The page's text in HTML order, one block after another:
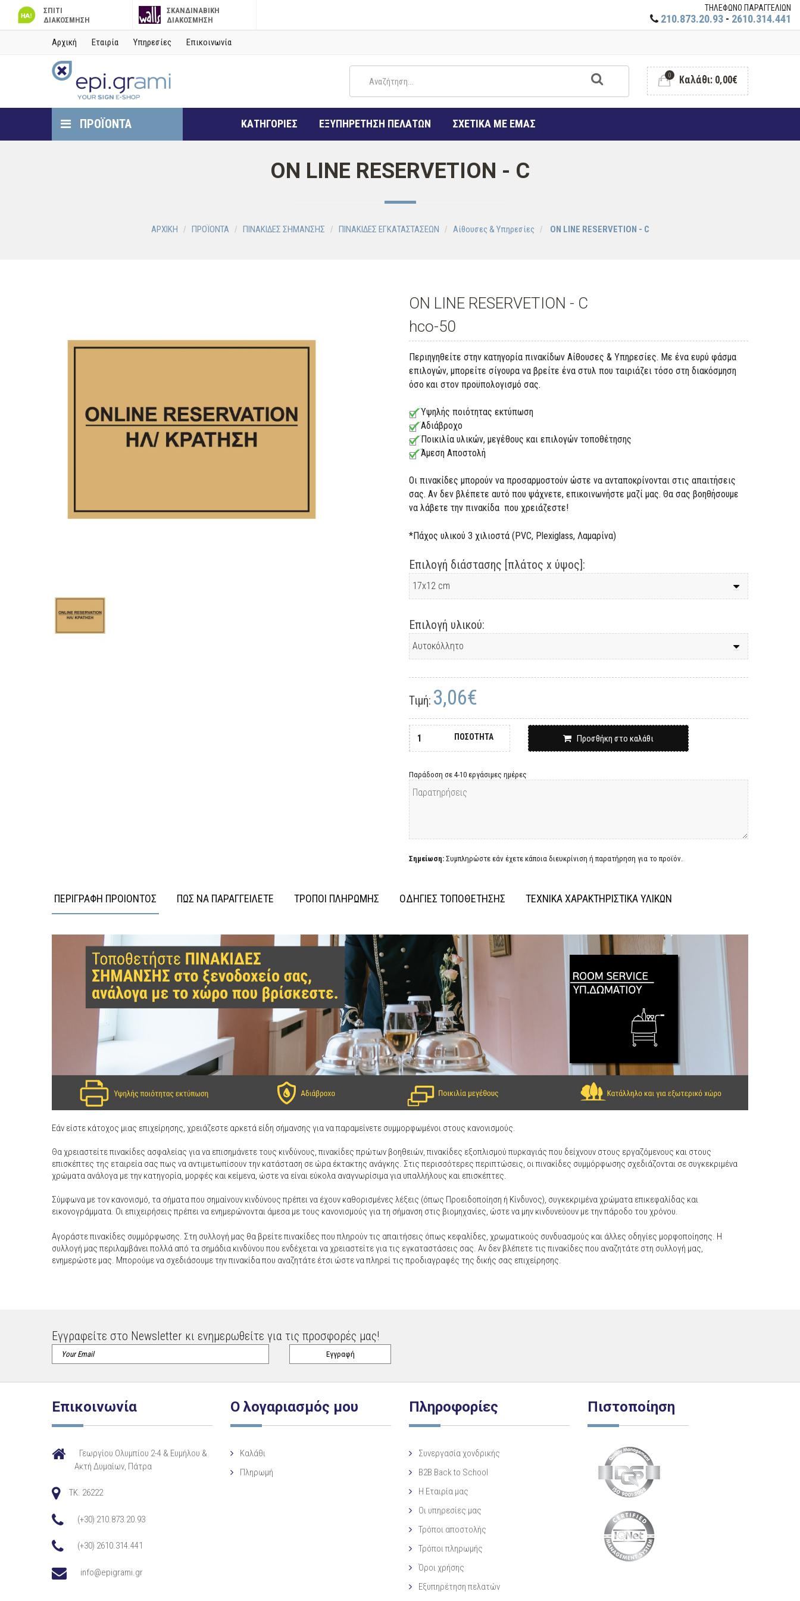
ΣΠΙΤΙ
ΔΙΑΚΟΣΜΗΣΗ
ΣΚΑΝΔΙΝΑΒΙΚΗ
ΔΙΑΚΟΣΜΗΣΗ
ΤΗΛΕΦΩΝΟ ΠΑΡΑΓΓΕΛΙΩΝ
210.873.20.93 - 2610.314.441
Αρχική Εταιρία Υπηρεσίες Επικοινωνία
0 Καλάθι: 0,00€
ΠΡΟΪΟΝΤΑ ΚΑΤΗΓΟΡΙΕΣ ΕΞΥΠΗΡΕΤΗΣΗ ΠΕΛΑΤΩΝ ΣΧΕΤΙΚΑ ΜΕ ΕΜΑΣ
ON LINE RESERVETION - C
ΑΡΧΙΚΗ ΠΡΟΪΟΝΤΑ ΠΙΝΑΚΙΔΕΣ ΣΗΜΑΝΣΗΣ ΠΙΝΑΚΙΔΕΣ ΕΓΚΑΤΑΣΤΑΣΕΩΝ Αίθουσες & Υπηρεσίες ON LINE RESERVETION - C
ON LINE RESERVETION - C
hco-50
Περιηγηθείτε στην κατηγορία πινακίδων Αίθουσες & Υπηρεσίες. Με ένα ευρύ φάσμα
επιλογών, μπορείτε σίγουρα να βρείτε ένα στυλ που ταιριάζει τόσο στη διακόσμηση
όσο και στον προϋπολογισμό σας.
Υψηλής ποιότητας εκτύπωση
Αδιάβροχο
Ποικιλία υλικών, μεγέθους και επιλογών τοποθέτησης
Άμεση Αποστολή
Οι πινακίδες μπορούν να προσαρμοστούν ώστε να ανταποκρίνονται στις απαιτήσεις
σας. Αν δεν βλέπετε αυτό που ψάχνετε, επικοινωνήστε μαζί μας. Θα σας βοηθήσουμε
να λάβετε την πινακίδα που χρειάζεστε!
*Πάχος υλικού 3 χιλιοστά (PVC, Plexiglass, Λαμαρίνα)
Επιλογή διάστασης [πλάτος x ύψος]:
Επιλογή υλικού:
Τιμή: 3,06€
ΠΟΣΟΤΗΤΑ Προσθήκη στο καλάθι
Παράδοση σε 4-10 εργάσιμες ημέρες
Σημείωση: Συμπληρώστε εάν έχετε κάποια διευκρίνιση ή παρατήρηση για το προϊόν.
ΠΕΡΙΓΡΑΦΗ ΠΡΟΙΟΝΤΟΣ ΠΩΣ ΝΑ ΠΑΡΑΓΓΕΙΛΕΤΕ ΤΡΟΠΟΙ ΠΛΗΡΩΜΗΣ ΟΔΗΓΙΕΣ ΤΟΠΟΘΕΤΗΣΗΣ ΤΕΧΝΙΚΑ ΧΑΡΑΚΤΗΡΙΣΤΙΚΑ ΥΛΙΚΩΝ
Εάν είστε κάτοχος μιας επιχείρησης, χρειάζεστε αρκετά είδη σήμανσης για να παραμείνετε συμμορφωμένοι στους κανονισμούς.
Θα χρειαστείτε πινακίδες ασφαλείας για να επισημάνετε τους κινδύνους, πινακίδες πρώτων βοηθειών, πινακίδες εξοπλισμού πυρκαγιάς που δείχνουν στους εργαζόμενους και στους
επισκέπτες της εταιρεία σας πως να αντιμετωπίσουν την κατάσταση σε ώρα έκτακτης ανάγκης. Στις περισσότερες περιπτώσεις, οι πινακίδες συμμόρφωσης σχεδιάζονται σε συγκεκριμένα
χρώματα ανάλογα με την κατηγορία, μορφές και κείμενα, ώστε να είναι εύκολα αναγνωρίσιμα για υπαλλήλους και επισκέπτες.
Σύμφωνα με τον κανονισμό, τα σήματα που σημαίνουν κινδύνους πρέπει να έχουν καθορισμένες λέξεις (όπως Προειδοποίηση ή Κίνδυνος), συγκεκριμένα χρώματα επικεφαλίδας και
εικονογράμματα. Οι επιχειρήσεις πρέπει να ενημερώνονται άμεσα με τους κανονισμούς για τη σήμανση στις βιομηχανίες, ώστε να μην κινδυνεύουν με την πάροδο του χρόνου.
Αγοράστε πινακίδες συμμόρφωσης. Στη συλλογή μας θα βρείτε πινακίδες που πληρούν τις απαιτήσεις όπως κεφαλίδες, χρωματικούς συνδυασμούς και άλλες οδηγίες μορφοποίησης. Η
συλλογή μας περιλαμβάνει πολλά από τα σημάδια κινδύνου που ενδέχεται να χρειαστείτε για τις εγκαταστάσεις σας. Αν δεν βλέπετε τις πινακίδες που αναζητάτε στη συλλογή μας,
ενημερώστε μας. Μπορούμε να σχεδιάσουμε την πινακίδα που αναζητάτε έτσι ώστε να πληρεί τις προδιαγραφές της δικής σας επιχείρησης.
Εγγραφείτε στο Newsletter κι ενημερωθείτε για τις προσφορές μας!
Επικοινωνία
Γεωργίου Ολυμπίου 2-4 & Ευμήλου &
Ακτή Δυμαίων, Πάτρα
TK. 26222
(+30) 210.873.20.93
(+30) 2610.314.441
info@epigrami.gr
Ο λογαριασμός μου
Καλάθι
Πληρωμή
Πληροφορίες
Συνεργασία χονδρικής
B2B Back to School
Η Eταιρία μας
Οι υπηρεσίες μας
Τρόποι αποστολής
Τρόποι πληρωμής
Όροι χρήσης
Εξυπηρέτηση πελατών
Πιστοποίηση